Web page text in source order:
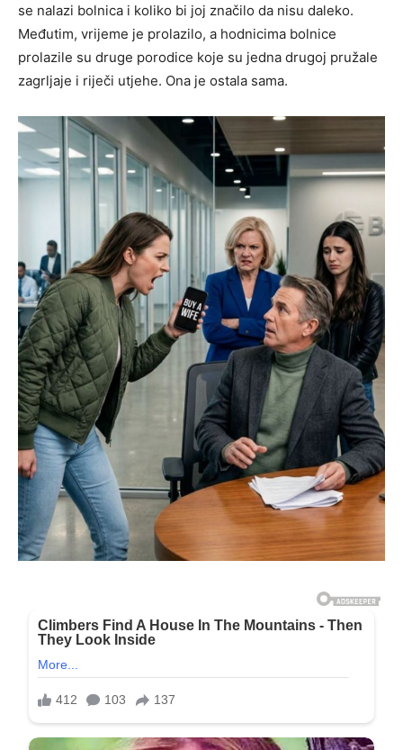
se nalazi bolnica i koliko bi joj značilo da nisu daleko.
Međutim, vrijeme je prolazilo, a hodnicima bolnice
prolazile su druge porodice koje su jedna drugoj pružale
zagrljaje i riječi utjehe. Ona je ostala sama.